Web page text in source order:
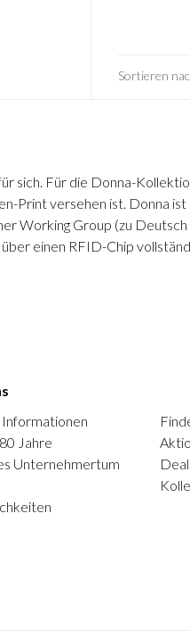
Sortieren
sich. Für die Donna-
Print versehen ist. Donna
Working Group (zu
einen RFID-Chip
Jahre
Unternehmertum